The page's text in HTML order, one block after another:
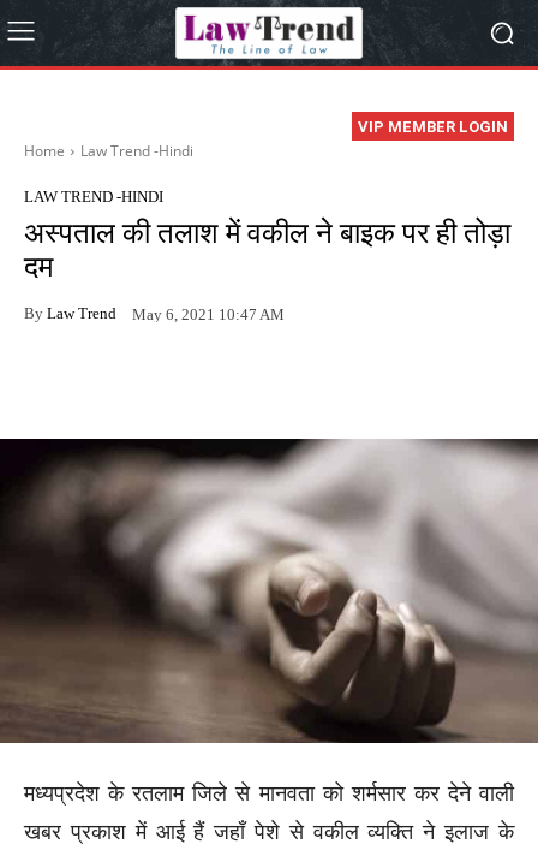
VIP MEMBER LOGIN
Home Law Trend -Hindi
LAW TREND -HINDI
अस्पताल की तलाश में वकील ने बाइक पर ही तोड़ा
दम
By Law Trend May 6, 2021 10:47 AM
मध्यप्रदेश के रतलाम जिले से मानवता को शर्मसार कर देने वाली
खबर प्रकाश में आई हैं जहाँ पेशे से वकील व्यक्ति ने इलाज के